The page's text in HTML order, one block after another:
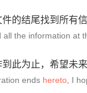
的结尾找到所有信
all the information at
此为止，希望未
ends hereto , I